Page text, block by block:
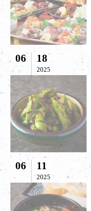
06 18
2025
06 11
2025